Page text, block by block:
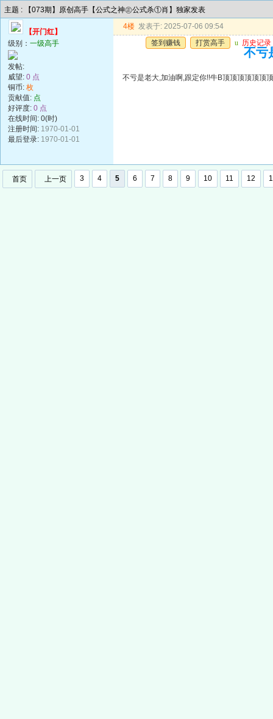
主题 : 【073期】原创高手【公式之神㊣公式杀①肖】独家发表
【开门红】
级别： 一级高手
发帖:
威望: 0 点
铜币: 枚
贡献值: 点
好评度: 0 点
在线时间: 0(时)
注册时间: 1970-01-01
最后登录: 1970-01-01
4楼 发表于: 2025-07-06 09:54
签到赚钱
打赏高手 u 历史记录
不亏
不亏是老大,加油啊,跟定你!!牛B顶顶顶顶顶顶
首页 上一页 3 4 5 6 7 8 9 10 11 12